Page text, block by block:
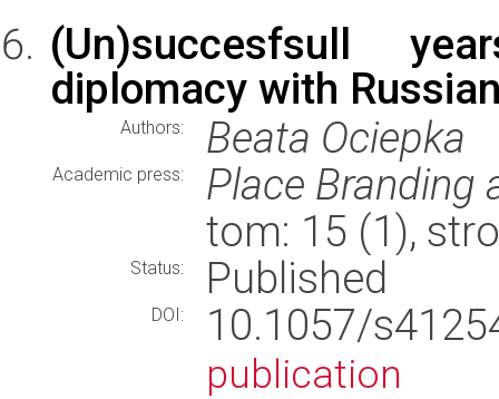
(Un)succesfsull
diplomacy with
Authors: Beata Ociepka
Academic press:
Place Branding
tom: 15 (1),
Status: Published
DOI: 10.1057/
publication